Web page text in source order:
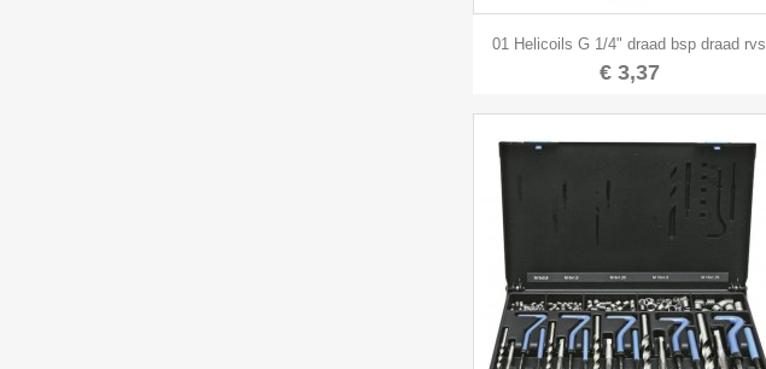
Snel bekijken
01 Helicoils G 1/4" draad bsp draad rvs
€ 3,37